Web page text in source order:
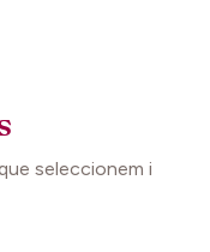
seleccionem i